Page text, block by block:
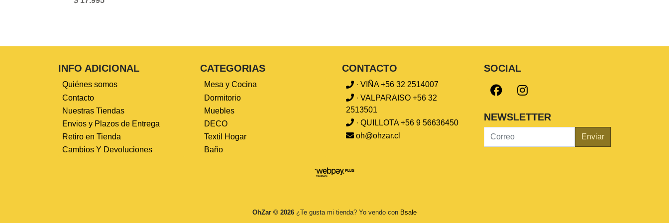
INFO ADICIONAL
Quiénes somos
Contacto
Nuestras Tiendas
Envios y Plazos de Entrega
Retiro en Tienda
Cambios Y Devoluciones
CATEGORIAS
Mesa y Cocina
Dormitorio
Muebles
DECO
Textil Hogar
Baño
CONTACTO
· VIÑA +56 32 2514007
· VALPARAISO +56 32
2513501
· QUILLOTA +56 9 56636450
oh@ohzar.cl
SOCIAL
NEWSLETTER
Enviar
OhZar © 2026 ¿Te gusta mi tienda? Yo vendo con Bsale